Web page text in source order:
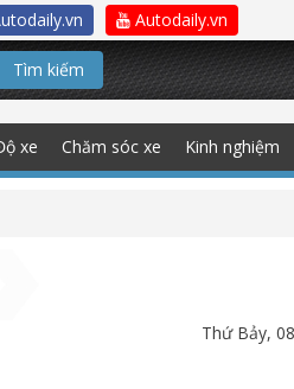
Autodaily.vn
Tìm kiếm
xe Chăm sóc xe Kinh nghiệm
Thứ Bảy,